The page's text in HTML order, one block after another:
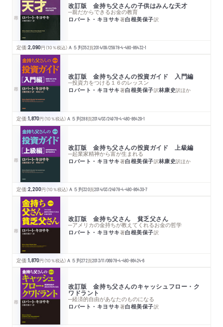
改訂版 金持ち父さんの子供はみんな天才
─親だからできるお金の教育
ロバート・キヨサキ著白根美保子訳
定価:2,090円 （10％税込） Ａ５判352頁2014/09/25978-4-480-86432-1
改訂版 金持ち父さんの投資ガイド 入門編
─投資力をつける１６のレッスン
ロバート・キヨサキ著白根美保子訳林康史訳ほか
定価:1,870円 （10％税込） Ａ５判288頁2014/03/24978-4-480-86429-1
改訂版 金持ち父さんの投資ガイド 上級編
─起業家精神から富が生まれる
ロバート・キヨサキ著白根美保子訳林康史訳ほか
定価:2,200円 （10％税込） Ａ５判320頁2014/03/24978-4-480-86430-7
改訂版 金持ち父さん 貧乏父さん
─アメリカの金持ちが教えてくれるお金の哲学
ロバート・キヨサキ著白根美保子訳
定価:1,870円 （10％税込） Ａ５判272頁2013/11/06978-4-480-86424-6
改訂版 金持ち父さんのキャッシュフロー・ク
ワドラント
─経済的自由があなたのものになる
ロバート・キヨサキ著白根美保子訳